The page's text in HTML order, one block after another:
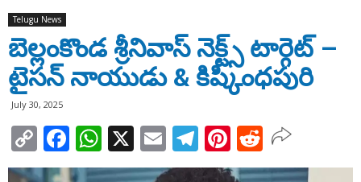
Telugu News
బెల్లంకొండ శ్రీనివాస్ నెక్ట్స్ టార్గెట్ –
టైసన్ నాయుడు & కిష్కింధపురి
July 30, 2025
Copy
Link
Facebook
WhatsApp
X EmailTelegram
Pinterest
Reddit